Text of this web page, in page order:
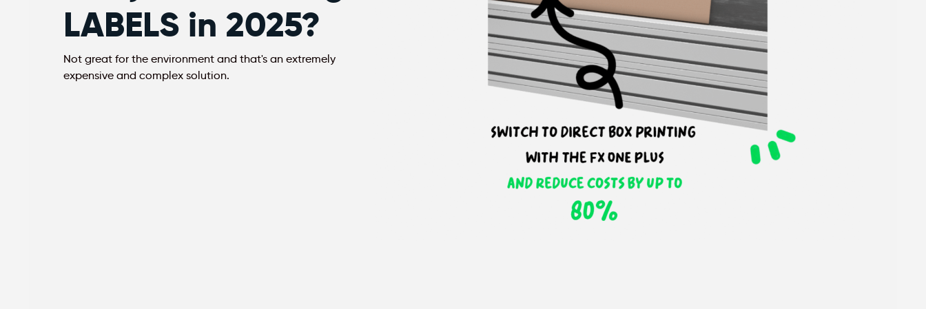
LABELS in 2025?
Not great for the environment and that's an extremely
expensive and complex solution.